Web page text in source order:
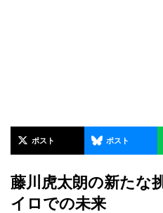
ポスト ポスト
藤川虎太朗の新たな
イロでの未来